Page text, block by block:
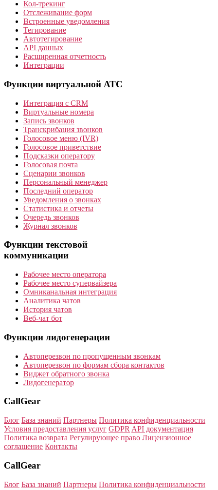
Кол-трекинг
Отслеживание форм
Встроенные уведомления
Тегирование
Автотегирование
API данных
Расширенная отчетность
Интеграции
Функции виртуальной АТС
Интеграция с CRM
Виртуальные номера
Запись звонков
Транскрибация звонков
Голосовое меню (IVR)
Голосовое приветствие
Подсказки оператору
Голосовая почта
Сценарии звонков
Персональный менеджер
Последний оператор
Уведомления о звонках
Статистика и отчеты
Очередь звонков
Журнал звонков
Функции текстовой
коммуникации
Рабочее место оператора
Рабочее место супервайзера
Омниканальная интеграция
Аналитика чатов
История чатов
Веб-чат бот
Функции лидогенерации
Автоперезвон по пропущенным звонкам
Автоперезвон по формам сбора контактов
Виджет обратного звонка
Лидогенератор
CallGear
Блог База знаний Партнеры Политика конфиденциальности
Условия предоставления услуг GDPR API документация
Политика возврата Регулирующее право Лицензионное
соглашение Контакты
CallGear
Блог База знаний Партнеры Политика конфиденциальности